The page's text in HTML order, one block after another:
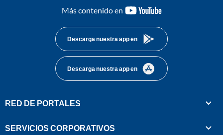
Más contenido en
youtube-
Descarga nuestra app en
Descarga nuestra app en
RED DE PORTALES
SERVICIOS CORPORATIVOS